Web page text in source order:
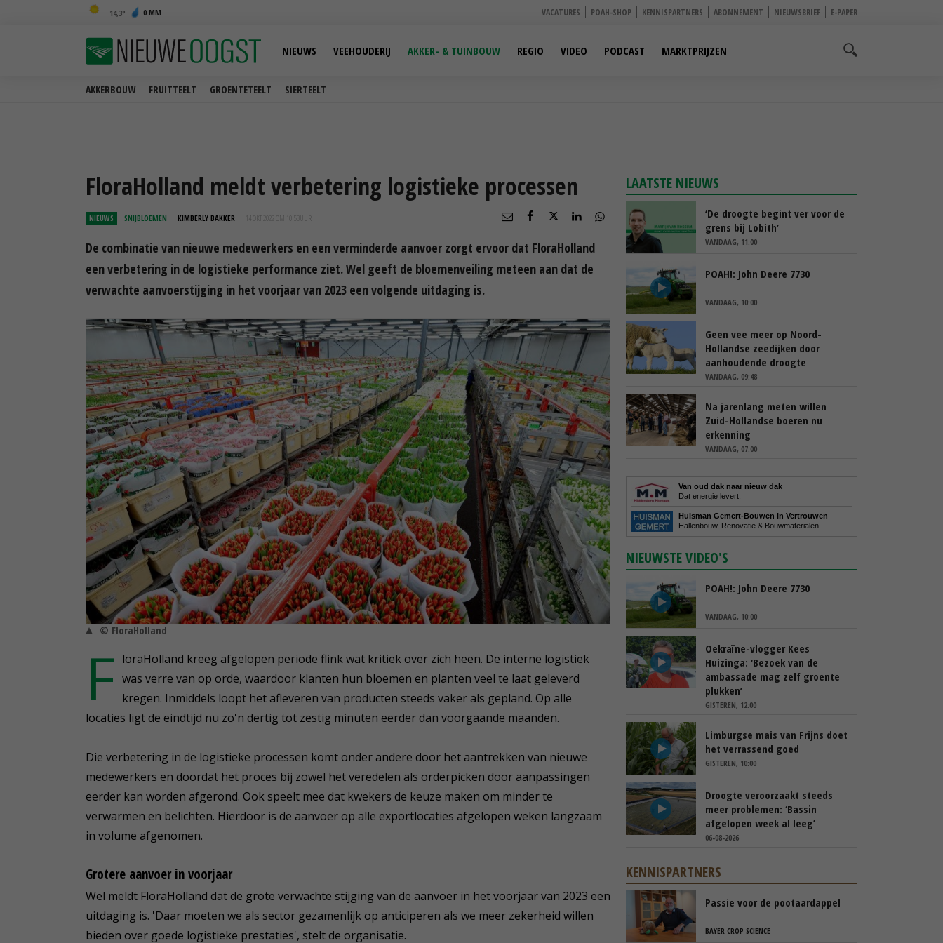
14,3 0 MM VACATURES POAH-SHOP KENNISPARTNERS ABONNEMENT NIEUWSBRIEF E-PAPER
AKKERBOUW FRUITTEELT GROENTETEELT SIERTEELT
NIEUWS VEEHOUDERIJ AKKER- & TUINBOUW REGIO VIDEO PODCAST MARKTPRIJZEN
FloraHolland meldt verbetering logistieke processen
NIEUWS SNIJBLOEMEN KIMBERLY BAKKER 14 OKT 2022 OM 10:53
De combinatie van nieuwe medewerkers en een verminderde aanvoer zorgt ervoor dat FloraHolland
een verbetering in de logistieke performance ziet. Wel geeft de bloemenveiling meteen aan dat de
verwachte aanvoerstijging in het voorjaar van 2023 een volgende uitdaging is.
© FloraHolland
F loraHolland kreeg afgelopen periode flink wat kritiek over zich heen. De interne logistiek
was verre van op orde, waardoor klanten hun bloemen en planten veel te laat geleverd
kregen. Inmiddels loopt het afleveren van producten steeds vaker als gepland. Op alle
locaties ligt de eindtijd nu zo'n dertig tot zestig minuten eerder dan voorgaande maanden.
Die verbetering in de logistieke processen komt onder andere door het aantrekken van nieuwe
medewerkers en doordat het proces bij zowel het veredelen als orderpicken door aanpassingen
eerder kan worden afgerond. Ook speelt mee dat kwekers de keuze maken om minder te
verwarmen en belichten. Hierdoor is de aanvoer op alle exportlocaties afgelopen weken langzaam
in volume afgenomen.
Grotere aanvoer in voorjaar
Wel meldt FloraHolland dat de grote verwachte stijging van de aanvoer in het voorjaar van 2023 een
uitdaging is. 'Daar moeten we als sector gezamenlijk op anticiperen als we meer zekerheid willen
bieden over goede logistieke prestaties', stelt de organisatie.
LAATSTE NIEUWS
‘De droogte begint ver voor de
grens bij Lobith’
VANDAAG, 11:00
POAH!: John Deere 7730
VANDAAG, 10:00
Geen vee meer op Noord-
Hollandse zeedijken door
aanhoudende droogte
VANDAAG, 09:48
Na jarenlang meten willen
Zuid-Hollandse boeren nu
erkenning
VANDAAG, 07:00
Van oud dak naar nieuw dak
Dat energie levert.
Huisman Gemert-Bouwen in Vertrouwen
Hallenbouw, Renovatie & Bouwmaterialen
NIEUWSTE VIDEO'S
POAH!: John Deere 7730
VANDAAG, 10:00
Oekraïne-vlogger Kees
Huizinga: ‘Bezoek van de
ambassade mag zelf groente
plukken’
GISTEREN, 12:00
Limburgse mais van Frijns doet
het verrassend goed
GISTEREN, 10:00
Droogte veroorzaakt steeds
meer problemen: ‘Bassin
afgelopen week al leeg’
06-08-2026
KENNISPARTNERS
Passie voor de pootaardappel
BAYER CROP SCIENCE